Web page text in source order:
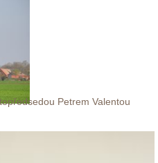
Petrem Valentou